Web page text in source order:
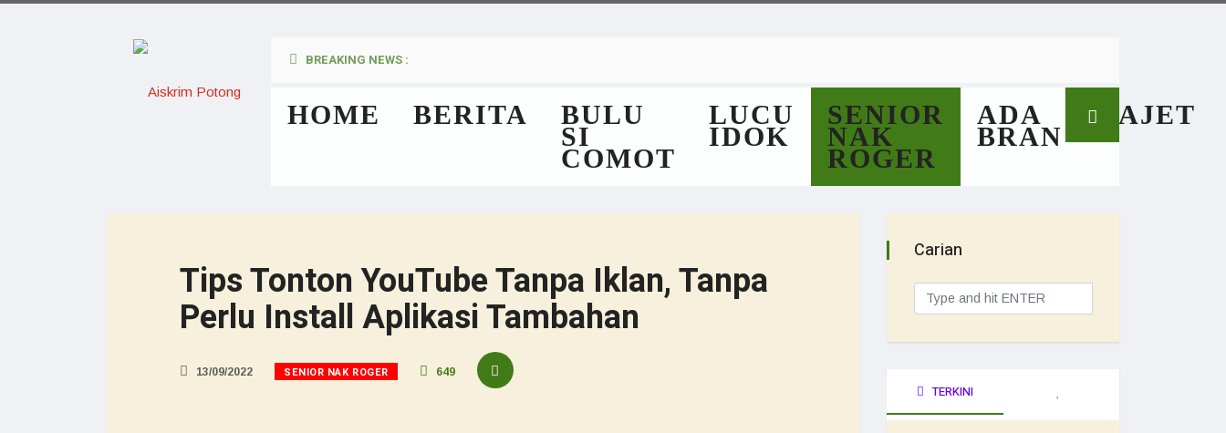
BREAKING NEWS :
HOME BERITA BULU
SI
COMOT
LUCU
IDOK
SENIOR
NAK
ROGER
ADA
BRAN
GAJET
Tips Tonton YouTube Tanpa Iklan, Tanpa
Perlu Install Aplikasi Tambahan
13/09/2022 SENIOR NAK ROGER 649
Carian
TERKINI